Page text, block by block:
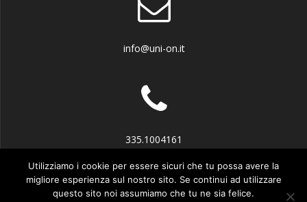
info@uni-on.it
335.1004161
Utilizziamo i cookie per essere sicuri che tu possa avere la
migliore esperienza sul nostro sito. Se continui ad utilizzare
questo sito noi assumiamo che tu ne sia felice.